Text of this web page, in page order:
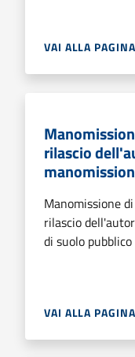
VAI ALLA PAGINA
rilascio
Manomissione
rilascio
di suolo pubblico
VAI ALLA PAGINA